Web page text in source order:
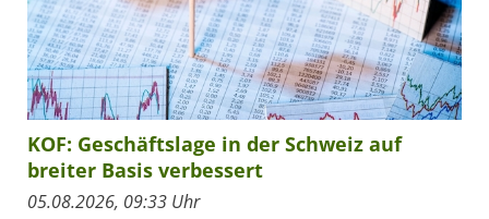
KOF: Geschäftslage in der Schweiz auf
breiter Basis verbessert
05.08.2026, 09:33 Uhr